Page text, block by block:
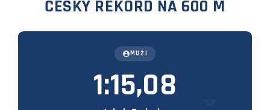
ČESKÝ REKORD NA 600 M
MUŽI
1:15,08